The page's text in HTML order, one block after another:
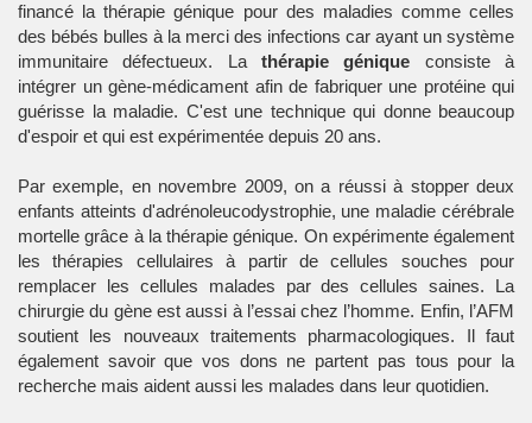
financé la thérapie génique pour des maladies comme celles
des bébés bulles à la merci des infections car ayant un système
immunitaire défectueux. La thérapie génique consiste à
intégrer un gène-médicament afin de fabriquer une protéine qui
guérisse la maladie. C'est une technique qui donne beaucoup
d'espoir et qui est expérimentée depuis 20 ans.
Par exemple, en novembre 2009, on a réussi à stopper deux
enfants atteints d'adrénoleucodystrophie, une maladie cérébrale
mortelle grâce à la thérapie génique. On expérimente également
les thérapies cellulaires à partir de cellules souches pour
remplacer les cellules malades par des cellules saines. La
chirurgie du gène est aussi à l’essai chez l’homme. Enfin, l’AFM
soutient les nouveaux traitements pharmacologiques. Il faut
également savoir que vos dons ne partent pas tous pour la
recherche mais aident aussi les malades dans leur quotidien.